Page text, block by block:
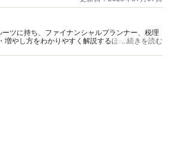
ツに持ち、ファイナンシャルプランナー、税理
やし方をわかりやすく解説するほか、マネー最
...続きを読む